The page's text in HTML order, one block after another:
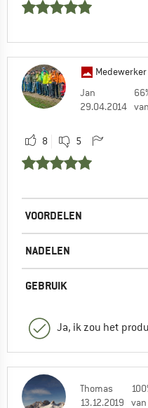
Medewerker
Jan
29.04.2014
8 5
VOORDELEN
NADELEN
GEBRUIK
Ja, ik zou het
Thomas
13.12.2019